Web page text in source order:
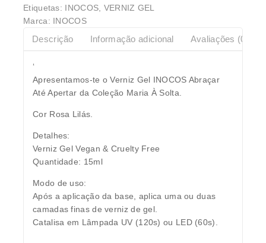
Etiquetas: INOCOS VERNIZ GEL
Marca: INOCOS
Descrição Informação adicional Avaliações (0)
‘
Apresentamos-te o Verniz Gel INOCOS Abraçar
Até Apertar da Coleção Maria À Solta.
Cor Rosa Lilás.
Detalhes:
Verniz Gel Vegan & Cruelty Free
Quantidade: 15ml
Modo de uso:
Após a aplicação da base, aplica uma ou duas
camadas finas de verniz de gel.
Catalisa em Lâmpada UV (120s) ou LED (60s).